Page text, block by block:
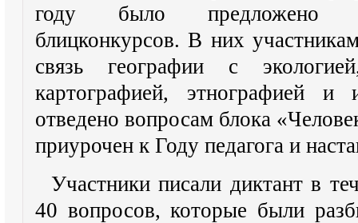
году было предложено
блицконкурсов. В них
связь географии с
картографией, этнографией и
отведено вопросам блока
приурочен к Году педагога и
Участники писали диктант в
40 вопросов, которые были